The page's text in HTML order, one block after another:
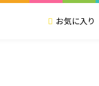
お気に入り